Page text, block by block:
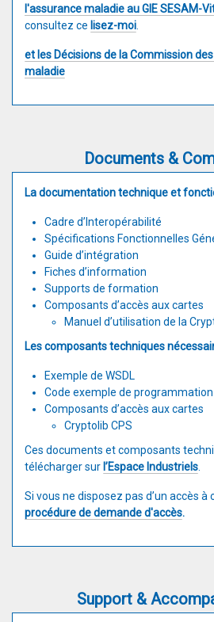
l'assurance maladie au GIE SESAM-
consultez ce lisez-moi
et les Décisions de la Commission
maladie
Documents &
La documentation technique et
Cadre d’Interopérabilité
Spécifications Fonctionnelles
Guide d’intégration
Fiches d’information
Supports de formation
Composants d’accès aux cartes
Manuel d’utilisation de la
Les composants techniques
Exemple de WSDL
Code exemple de programmation
Composants d’accès aux cartes
Cryptolib CPS
Ces documents et composants
télécharger sur l’Espace Industriels
Si vous ne disposez pas d’un accès à
procédure de demande d'accès.
Support &